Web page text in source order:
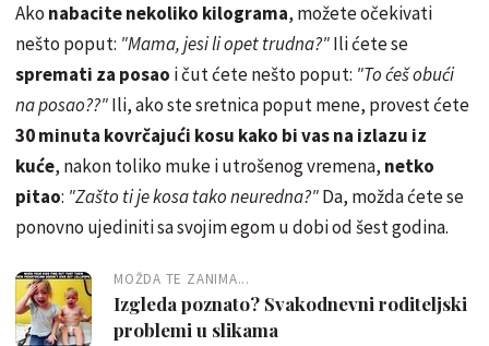
Ako nabacite nekoliko kilograma, možete očekivati
nešto poput: "Mama, jesi li opet trudna?"Ili ćete se
spremati za posao i čut ćete nešto poput: "To ćeš obući
na posao??"Ili, ako ste sretnica poput mene, provest ćete
30 minuta kovrčajući kosu kako bi vas na izlazu iz
kuće, nakon toliko muke i utrošenog vremena, netko
pitao: "Zašto ti je kosa tako neuredna?"Da, možda ćete se
ponovno ujediniti sa svojim egom u dobi od šest godina.
MOŽDA TE ZANIMA...
Izgleda poznato? Svakodnevni roditeljski
problemi u slikama